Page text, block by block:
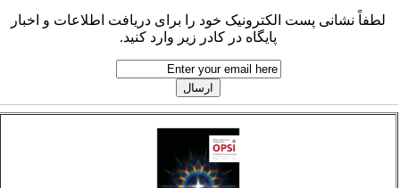
لطفاً نشانی پست الکترونیک خود را برای دریافت اطلاعات و اخبار
پایگاه در کادر زیر وارد کنید.